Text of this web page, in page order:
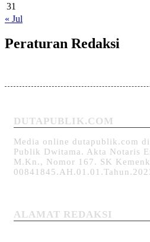
31
« Jul
Peraturan Redaksi
DUTAPUBLIK.COM
Media online dutapublik.com
Publik Dwitama. Akta Notaris
M.Kn., Nomor 167. SK
ALAMAT REDAKSI